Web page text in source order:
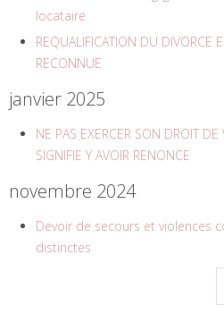
locataire
REQUALIFICATION DU DIVORCE
RECONNUE
janvier 2025
NE PAS EXERCER SON DROIT
SIGNIFIE Y AVOIR RENONCE
novembre 2024
Devoir de secours et violences
distinctes